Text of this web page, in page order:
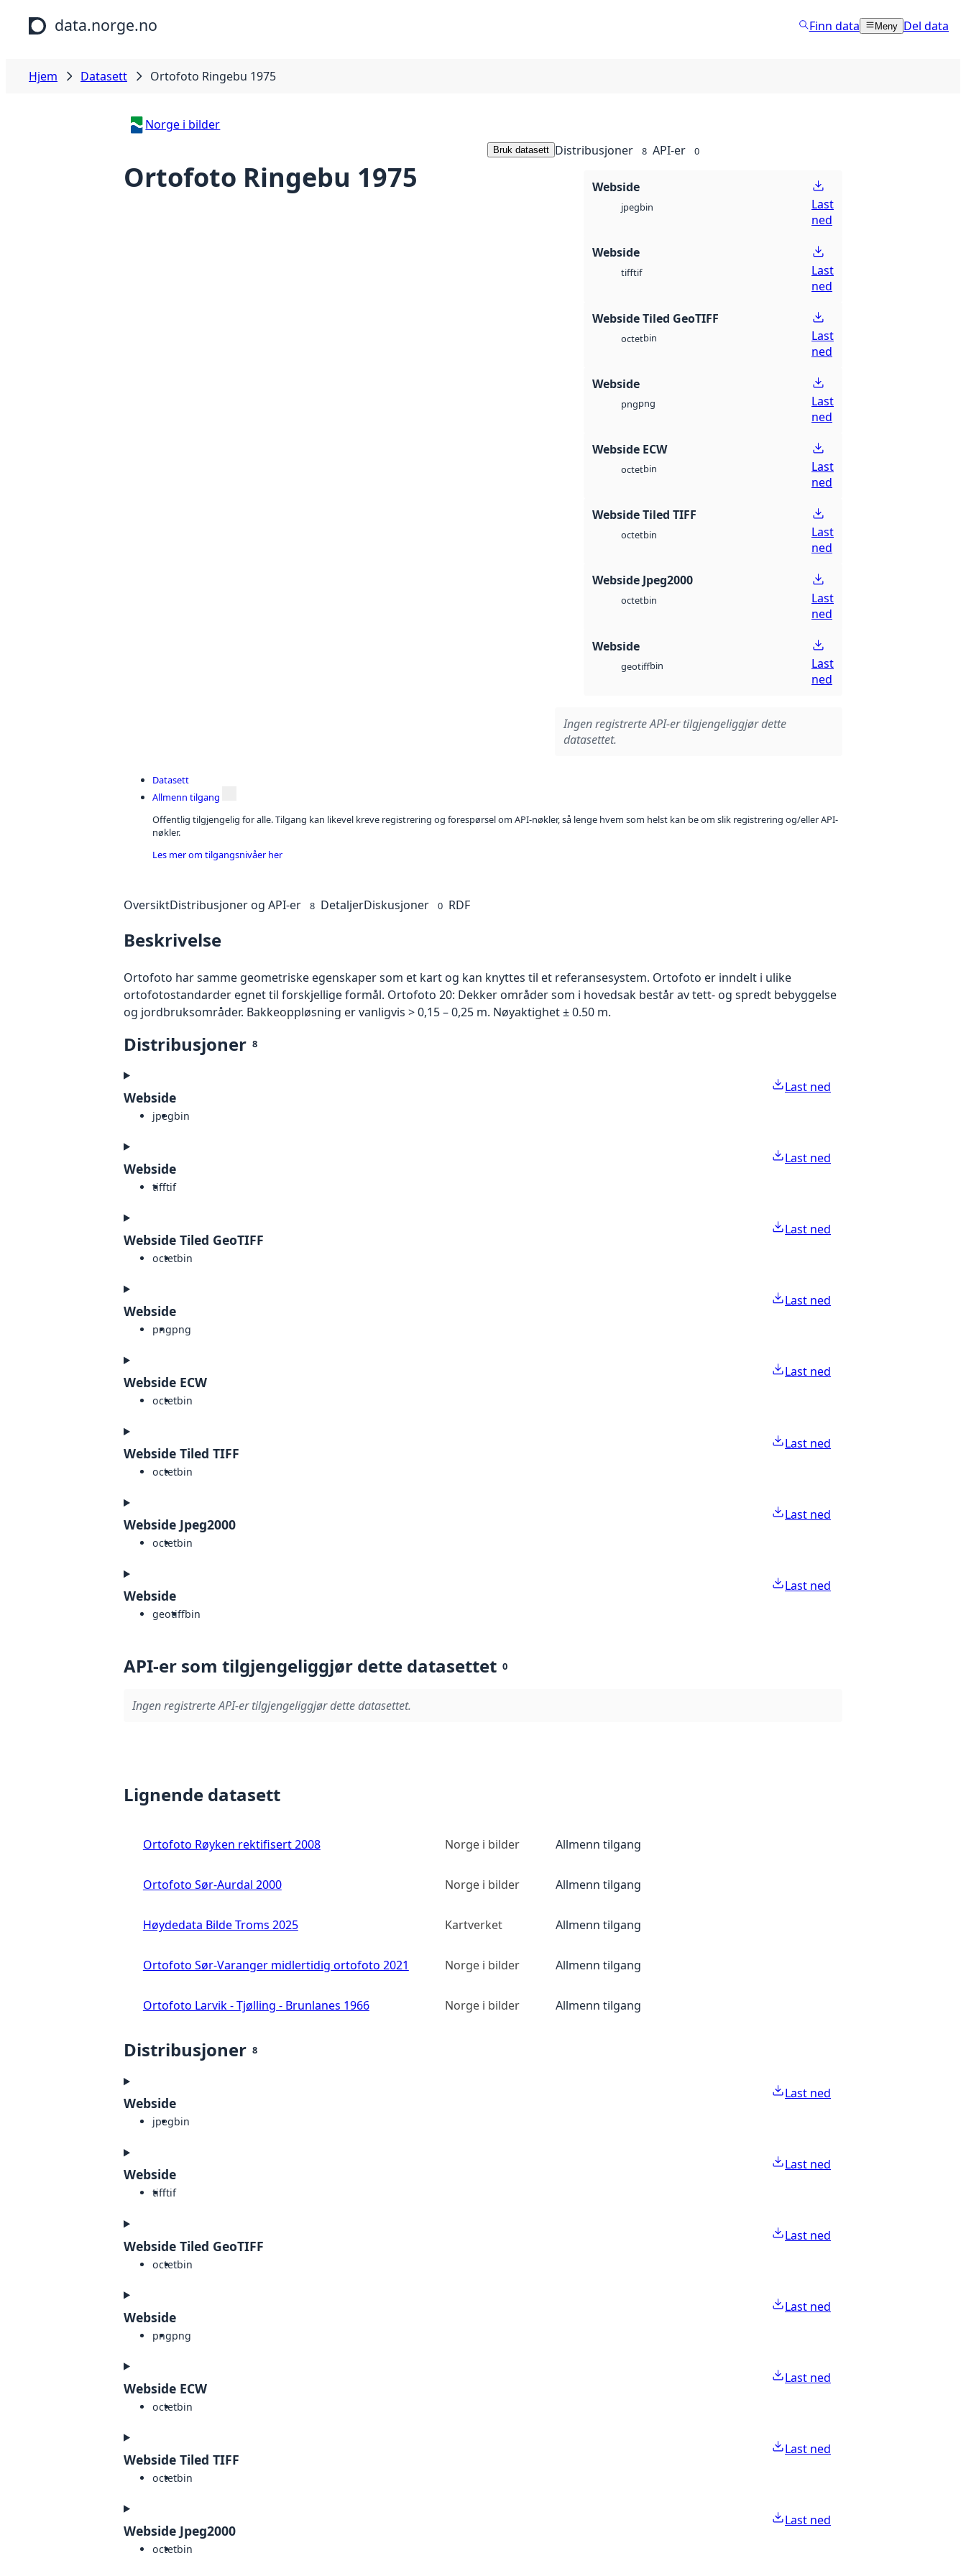
Hopp til hovedinnhold
data.norge.no Finn data Meny Del data
Hjem Datasett Ortofoto Ringebu 1975
Norge i bilder
Ortofoto Ringebu 1975
Bruk datasett Distribusjoner 8 API-er 0
Webside
jpegbin
Last
ned
Webside
tifftif
Last
ned
Webside Tiled GeoTIFF
octetbin
Last
ned
Webside
pngpng
Last
ned
Webside ECW
octetbin
Last
ned
Webside Tiled TIFF
octetbin
Last
ned
Webside Jpeg2000
octetbin
Last
ned
Webside
geotiffbin
Last
ned
Ingen registrerte API-er tilgjengeliggjør dette
datasettet.
Datasett
Allmenn tilgang
Offentlig tilgjengelig for alle. Tilgang kan likevel kreve registrering og forespørsel om API-nøkler, så lenge hvem som helst kan be om slik registrering og/eller API-
nøkler.
Les mer om tilgangsnivåer her
OversiktDistribusjoner og API-er 8 DetaljerDiskusjoner 0 RDF
Beskrivelse
Ortofoto har samme geometriske egenskaper som et kart og kan knyttes til et referansesystem. Ortofoto er inndelt i ulike
ortofotostandarder egnet til forskjellige formål. Ortofoto 20: Dekker områder som i hovedsak består av tett- og spredt bebyggelse
og jordbruksområder. Bakkeoppløsning er vanligvis > 0,15 – 0,25 m. Nøyaktighet ± 0.50 m.
Distribusjoner 8
Webside
jpegbin
Last ned
Webside
tifftif
Last ned
Webside Tiled GeoTIFF
octetbin
Last ned
Webside
pngpng
Last ned
Webside ECW
octetbin
Last ned
Webside Tiled TIFF
octetbin
Last ned
Webside Jpeg2000
octetbin
Last ned
Webside
geotiffbin
Last ned
API-er som tilgjengeliggjør dette datasettet 0
Ingen registrerte API-er tilgjengeliggjør dette datasettet.
Lignende datasett
Ortofoto Røyken rektifisert 2008 Norge i bilder Allmenn tilgang
Ortofoto Sør-Aurdal 2000 Norge i bilder Allmenn tilgang
Høydedata Bilde Troms 2025 Kartverket Allmenn tilgang
Ortofoto Sør-Varanger midlertidig ortofoto 2021 Norge i bilder Allmenn tilgang
Ortofoto Larvik - Tjølling - Brunlanes 1966 Norge i bilder Allmenn tilgang
Distribusjoner 8
Webside
jpegbin
Last ned
Webside
tifftif
Last ned
Webside Tiled GeoTIFF
octetbin
Last ned
Webside
pngpng
Last ned
Webside ECW
octetbin
Last ned
Webside Tiled TIFF
octetbin
Last ned
Webside Jpeg2000
octetbin
Last ned